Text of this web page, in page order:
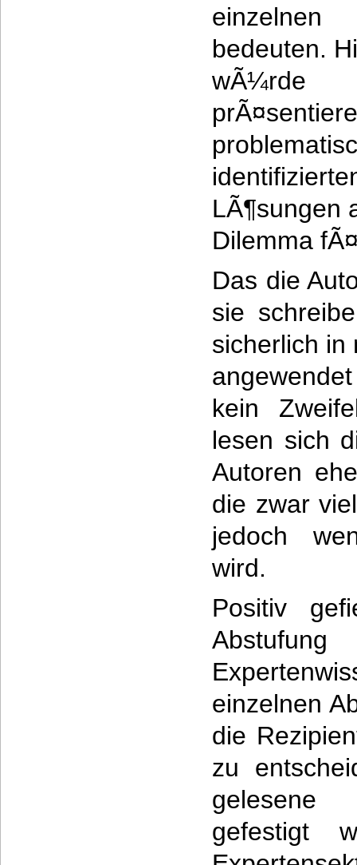
bedeuten.
LÃ¶sungen
Dilemma
Das die
sie
sicherlich in
kein
lesen sich
Autoren
die zwar
jedoch
wird.
Positiv
einzelnen
die
zu
gelesene
gefestigt